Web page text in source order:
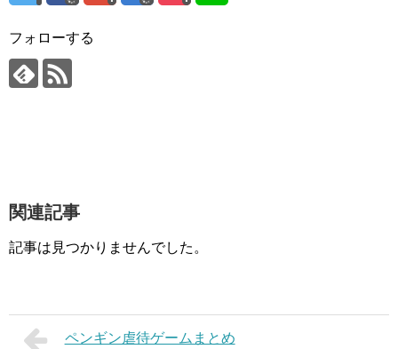
フォローする
関連記事
記事は見つかりませんでした。
ペンギン虐待ゲームまとめ